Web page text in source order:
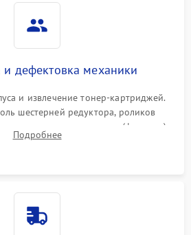
и дефектовка механики
и извлечение тонер-картриджей.
шестерней редуктора, роликов
и прижимного вала в печи (фьюзере).
сканера на загрязнения.
Подробнее